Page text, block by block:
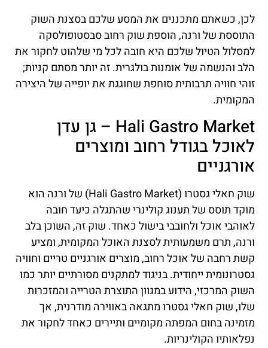
לכן, כשאתם מתכננים את המסע שלכם בסצנת השוק
התוססת של ורנה, הוספת שוק רחוב סבסטופולסקה
למסלול הטיול שלכם היא חובה לכל מי שלהוט לחקור את
הלב והנשמה של אומנות בולגרית. זה יותר מסתם קניות;
זוהי חוויה תרבותית סוחפת שחוגגת את יופייה של היצירה
המקומית.
Hali Gastro Market – גן עדן
לאוכל בגודל רחוב ומוצרים
אורגניים
שוק חאלי גסטרו (Hali Gastro Market) של ורנה הוא
מוקד תוסס של תענוג קולינרי שהתגלה כיעד חובה
לאוהבי אוכל ולחובבי בישול כאחד. שוק זה, השוכן בלב
ורנה, תרם משמעותית לסצנת האוכל המקומית, ומציע
קשת רחבה של אוכל רחוב, מוצרים אורגניים טריים וחוויה
גסטרונומית ייחודית. בניגוד למתקנים מסורתיים יותר כמו
השוק המרכזי, הידוע במגוון התוצרת הטרייה והמזכרות
שלו, שוק חאלי גסטרו מתגאה באווירה מודרנית, אך
מזמינה בחום המפתה מקומיים ותיירים כאחד לחקור את
נפלאותיו הקולינריות.